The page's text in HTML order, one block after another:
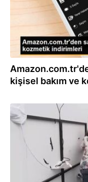
kişisel bakım ve
15.06.2019